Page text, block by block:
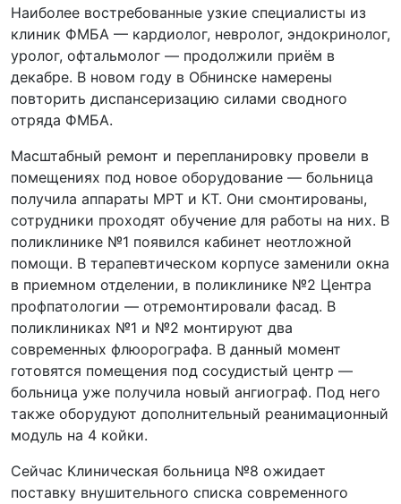
Наиболее востребованные узкие специалисты из
клиник ФМБА — кардиолог, невролог, эндокринолог,
уролог, офтальмолог — продолжили приём в
декабре. В новом году в Обнинске намерены
повторить диспансеризацию силами сводного
отряда ФМБА.
Масштабный ремонт и перепланировку провели в
помещениях под новое оборудование — больница
получила аппараты МРТ и КТ. Они смонтированы,
сотрудники проходят обучение для работы на них. В
поликлинике №1 появился кабинет неотложной
помощи. В терапевтическом корпусе заменили окна
в приемном отделении, в поликлинике №2 Центра
профпатологии — отремонтировали фасад. В
поликлиниках №1 и №2 монтируют два
современных флюорографа. В данный момент
готовятся помещения под сосудистый центр —
больница уже получила новый ангиограф. Под него
также оборудуют дополнительный реанимационный
модуль на 4 койки.
Сейчас Клиническая больница №8 ожидает
поставку внушительного списка современного